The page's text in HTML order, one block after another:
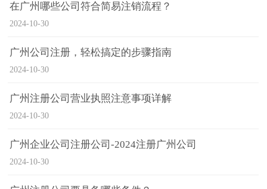
在广州哪些公司符合简易注销流程？
2024-10-30
广州公司注册，轻松搞定的步骤指南
2024-10-30
广州注册公司营业执照注意事项详解
2024-10-30
广州企业公司注册公司-2024注册广州公司
2024-10-30